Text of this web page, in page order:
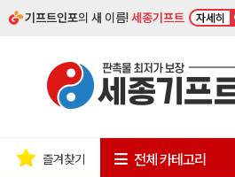
기프트인포의 새 이름!세종기프트 자세히
즐겨찾기 전체 카테고리